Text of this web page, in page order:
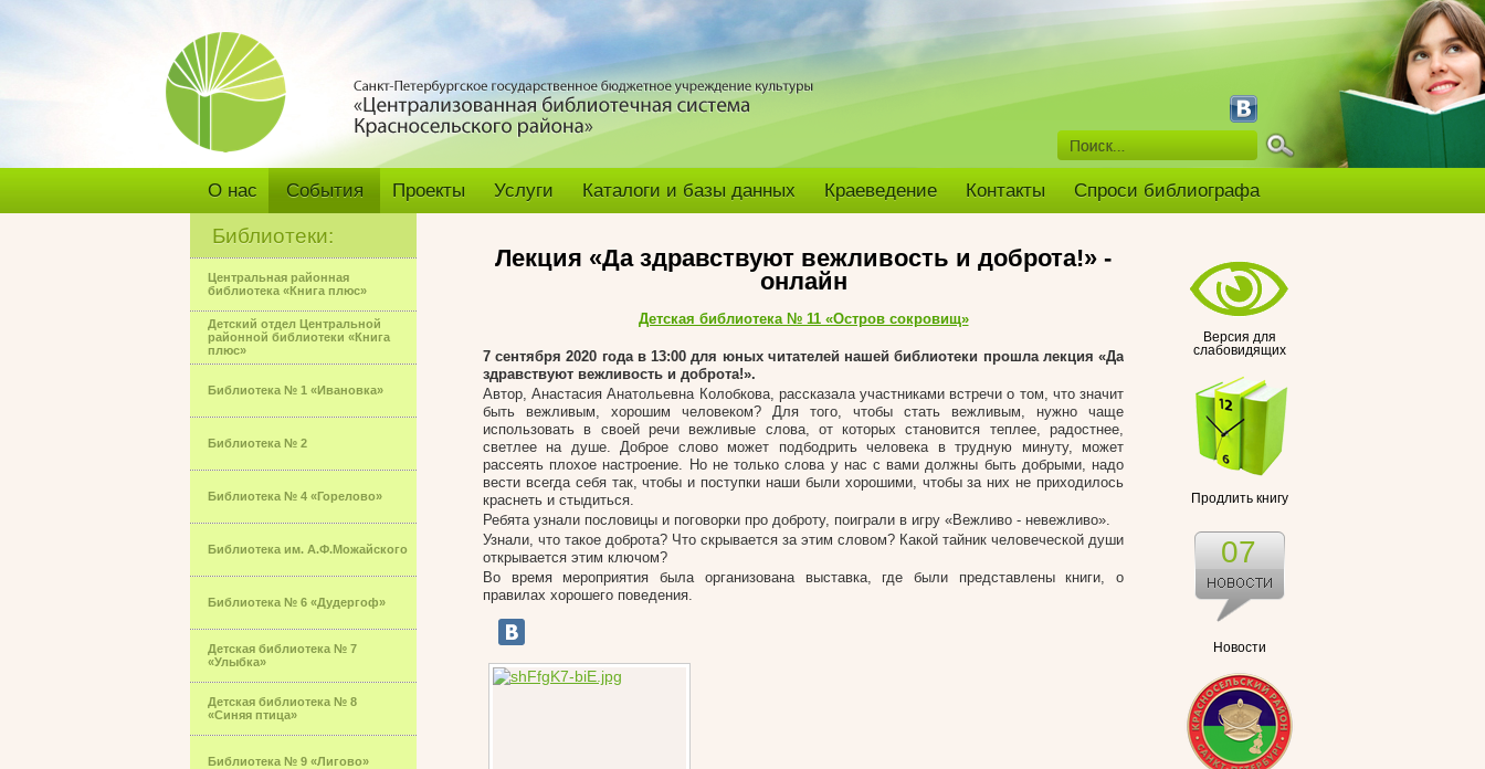
О нас События Проекты Услуги Каталоги и базы данных Краеведение Контакты Спроси библиографа
Библиотеки:
Центральная районная
библиотека «Книга плюс»
Детский отдел Центральной
районной библиотеки «Книга
плюс»
Библиотека № 1 «Ивановка»
Библиотека № 2
Библиотека № 4 «Горелово»
Библиотека им. А.Ф.Можайского
Библиотека № 6 «Дудергоф»
Детская библиотека № 7
«Улыбка»
Детская библиотека № 8
«Синяя птица»
Библиотека № 9 «Лигово»
Версия для
слабовидящих
Продлить книгу
Новости
07
Лекция «Да здравствуют вежливость и доброта!» -
онлайн
Детская библиотека № 11 «Остров сокровищ»
7 сентября 2020 года в 13:00 для юных читателей нашей библиотеки прошла лекция «Да
здравствуют вежливость и доброта!».
Автор, Анастасия Анатольевна Колобкова, рассказала участниками встречи о том, что значит
быть вежливым, хорошим человеком? Для того, чтобы стать вежливым, нужно чаще
использовать в своей речи вежливые слова, от которых становится теплее, радостнее,
светлее на душе. Доброе слово может подбодрить человека в трудную минуту, может
рассеять плохое настроение. Но не только слова у нас с вами должны быть добрыми, надо
вести всегда себя так, чтобы и поступки наши были хорошими, чтобы за них не приходилось
краснеть и стыдиться.
Ребята узнали пословицы и поговорки про доброту, поиграли в игру «Вежливо - невежливо».
Узнали, что такое доброта? Что скрывается за этим словом? Какой тайник человеческой души
открывается этим ключом?
Во время мероприятия была организована выставка, где были представлены книги, о
правилах хорошего поведения.